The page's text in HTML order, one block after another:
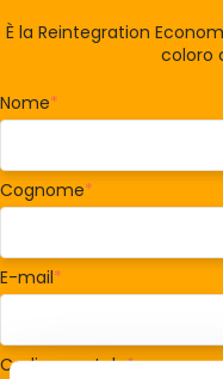
È la Reintegration
coloro
Nome*
Cognome*
E-mail*
Codice postale*